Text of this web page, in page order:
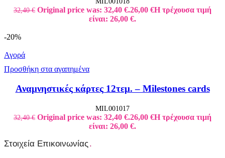
32,40€ Original price was: 32,40 €.26,00 €Η τρέχουσα τιμή
είναι: 26,00 €.
-20%
Αγορά
Προσθήκη στα αγαπημένα
Αναμνηστικές κάρτες 12τεμ. – Milestones cards
MIL001017
32,40€ Original price was: 32,40 €.26,00 €Η τρέχουσα τιμή
είναι: 26,00 €.
Στοιχεία Επικοινωνίας.